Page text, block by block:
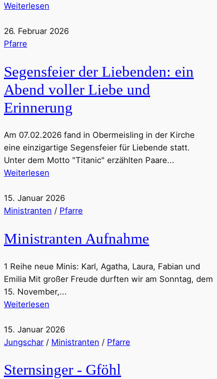
Weiterlesen
26. Februar 2026
Pfarre
Segensfeier der Liebenden: ein
Abend voller Liebe und
Erinnerung
Am 07.02.2026 fand in Obermeisling in der Kirche
eine einzigartige Segensfeier für Liebende statt.
Unter dem Motto "Titanic" erzählten Paare...
Weiterlesen
15. Januar 2026
Ministranten / Pfarre
Ministranten Aufnahme
1 Reihe neue Minis: Karl, Agatha, Laura, Fabian und
Emilia Mit großer Freude durften wir am Sonntag, dem
15. November,...
Weiterlesen
15. Januar 2026
Jungschar / Ministranten / Pfarre
Sternsinger - Gföhl